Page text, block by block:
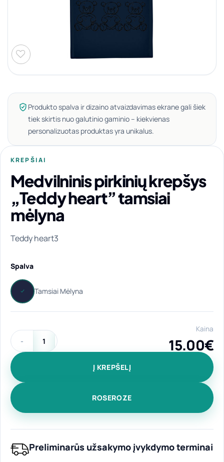
Produkto spalva ir dizaino atvaizdavimas ekrane gali šiek
tiek skirtis nuo galutinio gaminio – kiekvienas
personalizuotas produktas yra unikalus.
KREPŠIAI
Medvilninis pirkinių krepšys
„Teddy heart” tamsiai
mėlyna
Teddy heart3
Spalva
produkto kiekis: Medvilninis pirkinių krepšys "Teddy heart"
Kaina
15.00€
Į KREPŠELĮ
ROSEROZE
Preliminarūs užsakymo įvykdymo terminai